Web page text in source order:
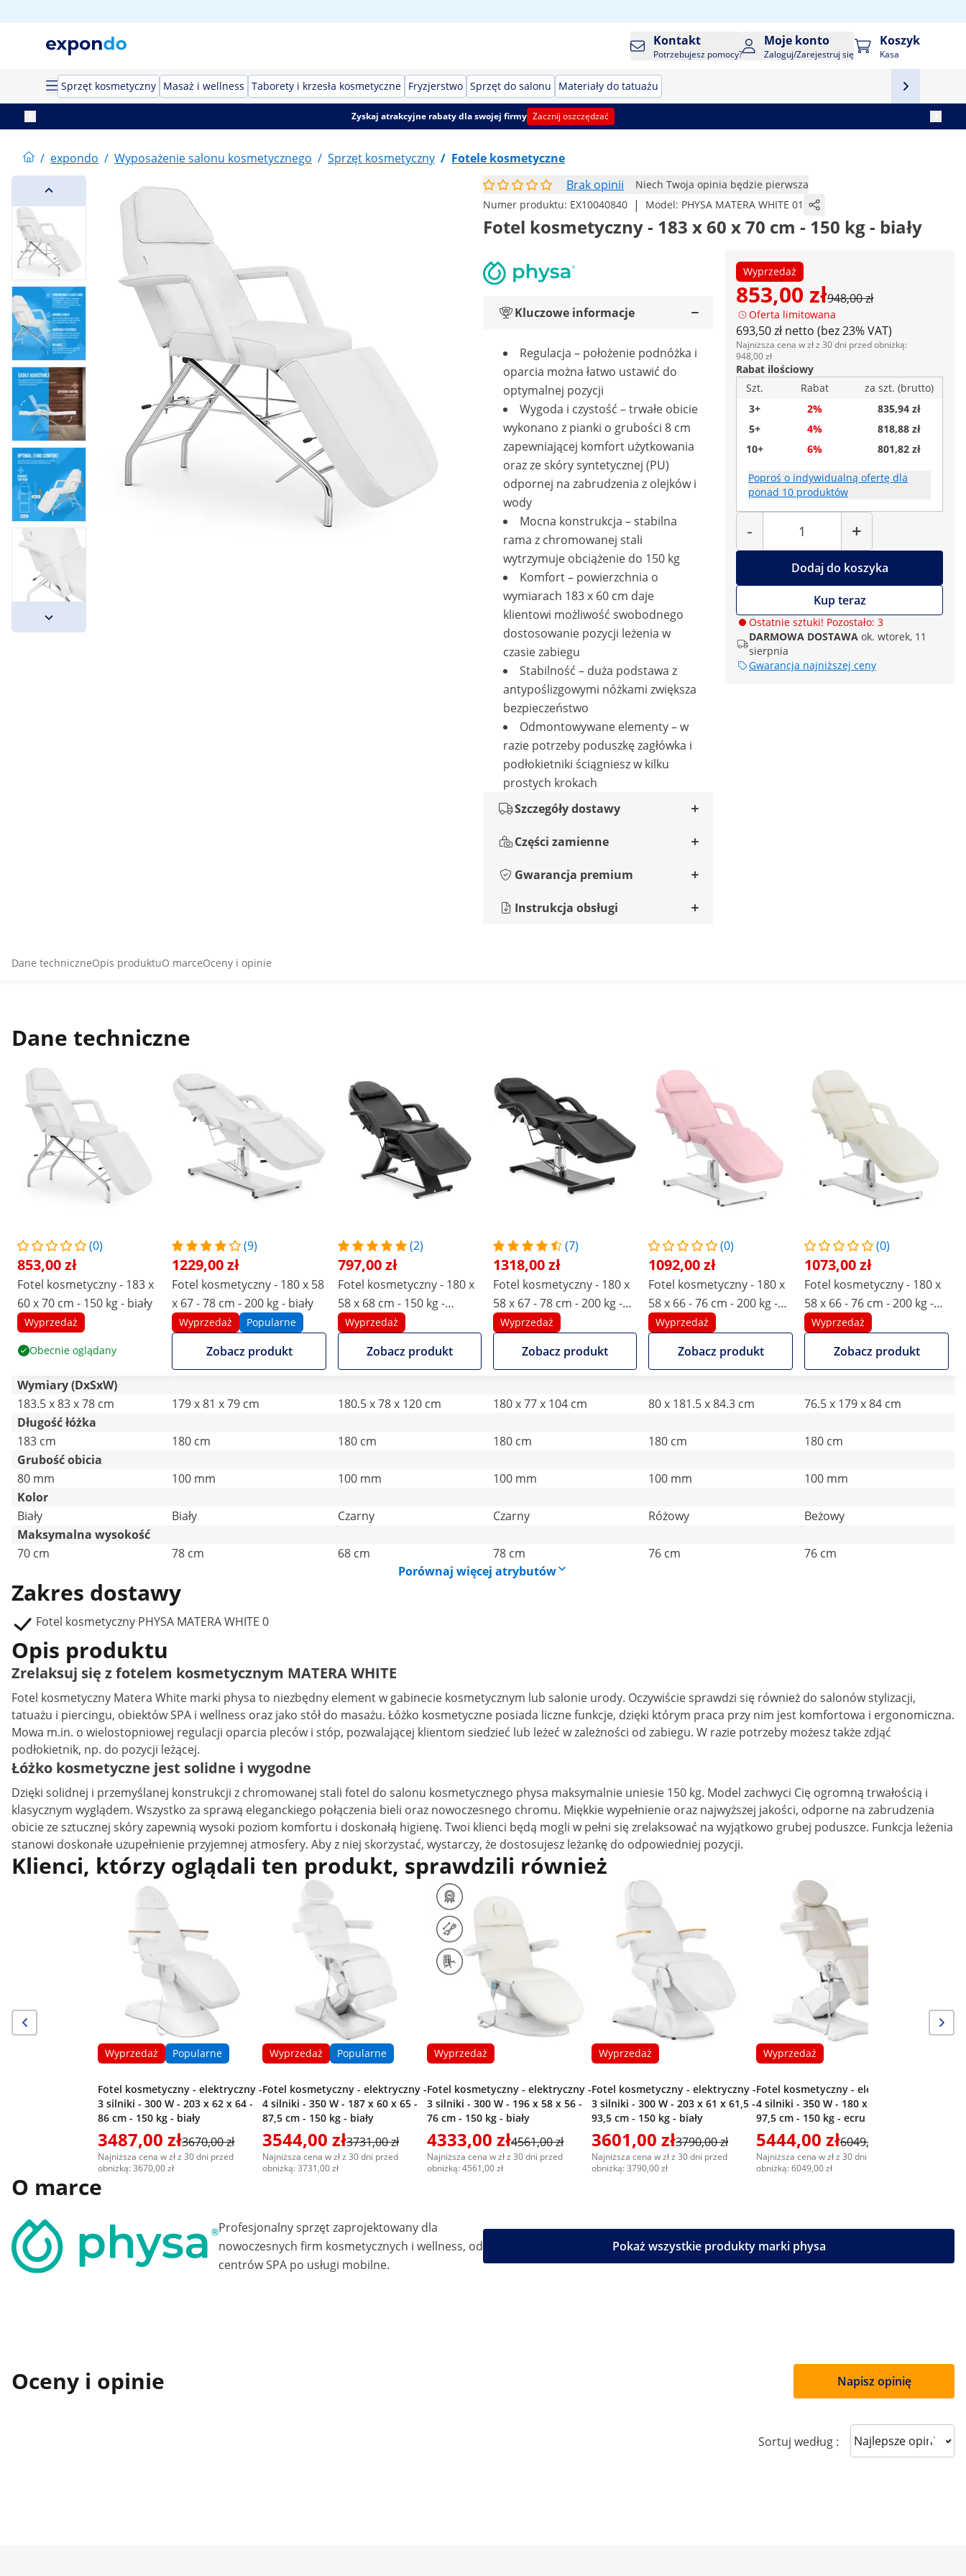
Kontakt
Potrzebujesz pomocy?
Moje konto
Zaloguj/Zarejestruj się
Koszyk
Kasa
Sprzęt kosmetyczny Masaż i wellness Taborety i krzesła kosmetyczne Fryzjerstwo Sprzęt do salonu Materiały do tatuażu
Zyskaj atrakcyjne rabaty dla swojej firmy Zacznij oszczędzać
/ expondo / Wyposażenie salonu kosmetycznego / Sprzęt kosmetyczny / Fotele kosmetyczne
Brak opinii
Niech Twoja opinia będzie pierwsza
Numer produktu: EX10040840 | Model: PHYSA MATERA WHITE 01
Fotel kosmetyczny - 183 x 60 x 70 cm - 150 kg - biały
Wyprzedaż
853,00 zł948,00 zł
Oferta limitowana
693,50 zł netto (bez 23% VAT)
Najniższa cena w zł z 30 dni przed obniżką:
948,00 zł
Rabat ilościowy
Szt.
Rabat
za szt. (brutto)
3+
2%
835,94 zł
5+
4%
818,88 zł
10+
6% 801,82 zł
Poproś o indywidualną ofertę dla
ponad 10 produktów
-
Liczba
+
Dodaj do koszyka
Kup teraz
Ostatnie sztuki! Pozostało: 3
DARMOWA DOSTAWA ok. wtorek, 11
sierpnia
Gwarancja najniższej ceny
Kluczowe informacje
Regulacja – położenie podnóżka i
oparcia można łatwo ustawić do
optymalnej pozycji
Wygoda i czystość – trwałe obicie
wykonano z pianki o grubości 8 cm
zapewniającej komfort użytkowania
oraz ze skóry syntetycznej (PU)
odpornej na zabrudzenia z olejków i
wody
Mocna konstrukcja – stabilna
rama z chromowanej stali
wytrzymuje obciążenie do 150 kg
Komfort – powierzchnia o
wymiarach 183 x 60 cm daje
klientowi możliwość swobodnego
dostosowanie pozycji leżenia w
czasie zabiegu
Stabilność – duża podstawa z
antypoślizgowymi nóżkami zwiększa
bezpieczeństwo
Odmontowywane elementy – w
razie potrzeby poduszkę zagłówka i
podłokietniki ściągniesz w kilku
prostych krokach
Szczegóły dostawy
Części zamienne
Gwarancja premium
Instrukcja obsługi
Dane techniczneOpis produktuO marceOceny i opinie
Dane techniczne
(0)
853,00 zł
Fotel kosmetyczny - 183 x
60 x 70 cm - 150 kg - biały
Wyprzedaż
Obecnie oglądany
(9)
1229,00 zł
Fotel kosmetyczny - 180 x 58
x 67 - 78 cm - 200 kg - biały
Wyprzedaż Popularne
Zobacz produkt
(2)
797,00 zł
Fotel kosmetyczny - 180 x
58 x 68 cm - 150 kg -
czarny
Wyprzedaż
Zobacz produkt
(7)
1318,00 zł
Fotel kosmetyczny - 180 x
58 x 67 - 78 cm - 200 kg -
czarny
Wyprzedaż
Zobacz produkt
(0)
1092,00 zł
Fotel kosmetyczny - 180 x
58 x 66 - 76 cm - 200 kg -
różowy
Wyprzedaż
Zobacz produkt
(0)
1073,00 zł
Fotel kosmetyczny - 180 x
58 x 66 - 76 cm - 200 kg -
beige
Wyprzedaż
Zobacz produkt
Wymiary (DxSxW)
183.5 x 83 x 78 cm
179 x 81 x 79 cm 180.5 x 78 x 120 cm 180 x 77 x 104 cm 80 x 181.5 x 84.3 cm
76.5 x 179 x 84 cm
Długość łóżka
183 cm
180 cm 180 cm 180 cm 180 cm
180 cm
Grubość obicia
80 mm
100 mm 100 mm 100 mm 100 mm
100 mm
Kolor
Biały
Biały Czarny Czarny Różowy
Beżowy
Maksymalna wysokość
70 cm
78 cm 68 cm 78 cm 76 cm
76 cm
Porównaj więcej atrybutów
Zakres dostawy
Fotel kosmetyczny PHYSA MATERA WHITE 0
Opis produktu
Zrelaksuj się z fotelem kosmetycznym MATERA WHITE
Fotel kosmetyczny Matera White marki physa to niezbędny element w gabinecie kosmetycznym lub salonie urody. Oczywiście sprawdzi się również do salonów stylizacji,
tatuażu i piercingu, obiektów SPA i wellness oraz jako stół do masażu. Łóżko kosmetyczne posiada liczne funkcje, dzięki którym praca przy nim jest komfortowa i ergonomiczna.
Mowa m.in. o wielostopniowej regulacji oparcia pleców i stóp, pozwalającej klientom siedzieć lub leżeć w zależności od zabiegu. W razie potrzeby możesz także zdjąć
podłokietnik, np. do pozycji leżącej.
Łóżko kosmetyczne jest solidne i wygodne
Dzięki solidnej i przemyślanej konstrukcji z chromowanej stali fotel do salonu kosmetycznego physa maksymalnie uniesie 150 kg. Model zachwyci Cię ogromną trwałością i
klasycznym wyglądem. Wszystko za sprawą eleganckiego połączenia bieli oraz nowoczesnego chromu. Miękkie wypełnienie oraz najwyższej jakości, odporne na zabrudzenia
obicie ze sztucznej skóry zapewnią wysoki poziom komfortu i doskonałą higienę. Twoi klienci będą mogli w pełni się zrelaksować na wyjątkowo grubej poduszce. Funkcja leżenia
stanowi doskonałe uzupełnienie przyjemnej atmosfery. Aby z niej skorzystać, wystarczy, że dostosujesz leżankę do odpowiedniej pozycji.
Klienci, którzy oglądali ten produkt, sprawdzili również
Wyprzedaż Popularne
Fotel kosmetyczny - elektryczny -
3 silniki - 300 W - 203 x 62 x 64 -
86 cm - 150 kg - biały
3487,00 zł3670,00 zł
Najniższa cena w zł z 30 dni przed
obniżką: 3670,00 zł
Wyprzedaż Popularne
Fotel kosmetyczny - elektryczny -
4 silniki - 350 W - 187 x 60 x 65 -
87,5 cm - 150 kg - biały
3544,00 zł3731,00 zł
Najniższa cena w zł z 30 dni przed
obniżką: 3731,00 zł
Wyprzedaż
Fotel kosmetyczny - elektryczny -
3 silniki - 300 W - 196 x 58 x 56 -
76 cm - 150 kg - biały
4333,00 zł4561,00 zł
Najniższa cena w zł z 30 dni przed
obniżką: 4561,00 zł
Wyprzedaż
Fotel kosmetyczny - elektryczny -
3 silniki - 300 W - 203 x 61 x 61,5 -
93,5 cm - 150 kg - biały
3601,00 zł3790,00 zł
Najniższa cena w zł z 30 dni przed
obniżką: 3790,00 zł
Wyprzedaż
Fotel kosmetyczny - elektryczny -
4 silniki - 350 W - 180 x 61 x 65 -
97,5 cm - 150 kg - ecru / biały
5444,00 zł6049,00 zł
Najniższa cena w zł z 30 dni przed
obniżką: 6049,00 zł
O marce
Profesjonalny sprzęt zaprojektowany dla
nowoczesnych firm kosmetycznych i wellness, od
centrów SPA po usługi mobilne.
Pokaż wszystkie produkty marki physa
Oceny i opinie Napisz opinię
Sortuj według : Sort reviews